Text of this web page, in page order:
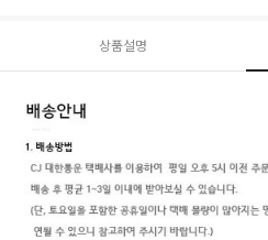
상품설명